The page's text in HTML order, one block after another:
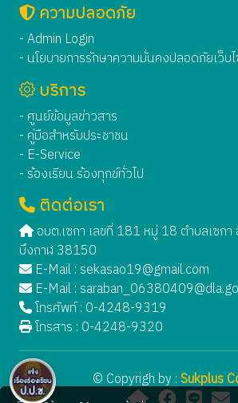
ความปลอดภัย
- Admin Login
- นโยบายการรักษาความมั่นคงปลอดภัยเว็บ
บริการ
- ศูนย์ข้อมูลข่าวสาร
- คู่มือสำหรับประชาชน
- E-Service
- ร้องเรียน ร้องทุกข์ทั่วไป
ติดต่อเรา
อบต.เซกา เลขที่ 181 หมู่ 18 ตำบลเซกา
บึงกาฬ 38150
E-Mail : sekasao19@gmail.com
E-Mail :
โทรศัพท์ : 0-4248-9319
โทรสาร : 0-4248-9320
© Copyrigh by :Sukplus